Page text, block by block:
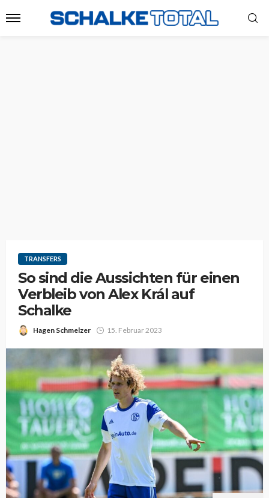
TRANSFERS
So sind die Aussichten für einen
Verbleib von Alex Král auf
Schalke
Hagen Schmelzer 15. Februar 2023